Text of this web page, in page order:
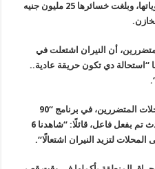
اندلعت بها النيران تفحمت معظم محتوياتها، وبلغت خسائرها 25 مليون جنيه
.
أن النيران اشتعلت في
“استحالة دي تكون حريقة عادية..
وأضاف شريف محمد، أحد أصحاب المحلات المتضررين، في برنامج “90
دقيقة”، عبر فضائية “المحور”، أن الحادث تم بفعل فاعل، قائلًا: “شاهدنا 6
لتزيد النيران اشتعالًا“.